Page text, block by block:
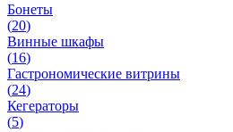
Бонеты
(20)
Винные шкафы
(16)
Гастрономические витрины
(24)
Кегераторы
(5)